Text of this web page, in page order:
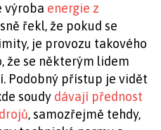
výroba energie z
řekl, že pokud se
je provozu takového
že se některým lidem
Podobný přístup je vidět
soudy dávají přednost
, samozřejmě tehdy,